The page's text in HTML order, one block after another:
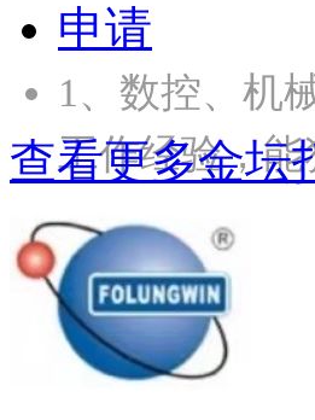
申请
1、数控、机
工作经验，
查看更多金坛